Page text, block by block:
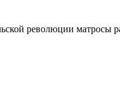
революции матросы